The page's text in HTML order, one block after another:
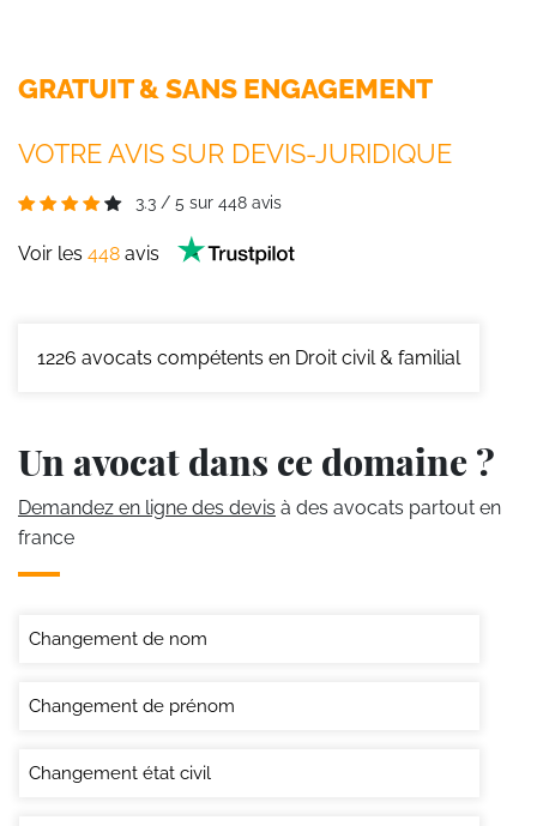
GRATUIT & SANS ENGAGEMENT
VOTRE AVIS SUR DEVIS-JURIDIQUE
3.3 / 5 sur 448 avis
Voir les 448 avis
1226 avocats compétents en Droit civil & familial
Un avocat dans ce domaine ?
Demandez en ligne des devis à des avocats partout en
france
Changement de nom
Changement de prénom
Changement état civil